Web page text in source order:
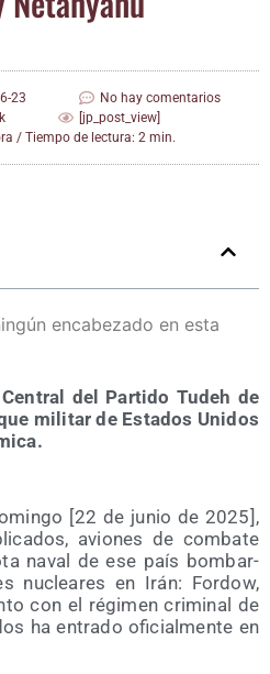
23
No hay comentarios
[jp_post_view]
/ Tiempo de lectura: 2 min.
encabezado en esta
del Par­ti­do Tudeh de
mili­tar de Esta­dos Uni­dos
[22 de junio de 2025],
avio­nes de com­ba­te
naval de ese país bom­bar­
nuclea­res en Irán: For­dow,
con el régi­men cri­mi­nal de
ha entra­do ofi­cial­men­te en